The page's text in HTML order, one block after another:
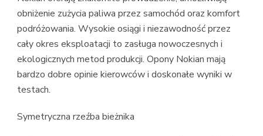
obniżenie zużycia paliwa przez samochód oraz komfort
podróżowania. Wysokie osiągi i niezawodność przez
cały okres eksploatacji to zasługa nowoczesnych i
ekologicznych metod produkcji. Opony Nokian mają
bardzo dobre opinie kierowców i doskonałe wyniki w
testach.
Symetryczna rzeźba bieżnika